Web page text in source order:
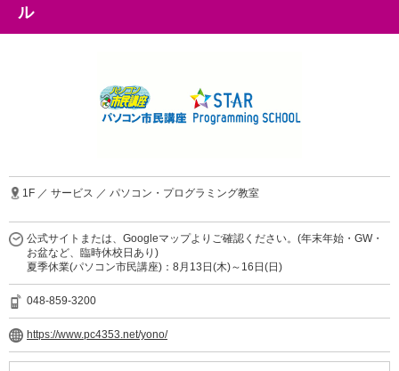
ル
1F ／ サービス ／ パソコン・プログラミング教室
公式サイトまたは、Googleマップよりご確認ください。(年末年始・GW・
お盆など、臨時休校日あり)
夏季休業(パソコン市民講座)：8月13日(木)～16日(日)
048-859-3200
https://www.pc4353.net/yono/